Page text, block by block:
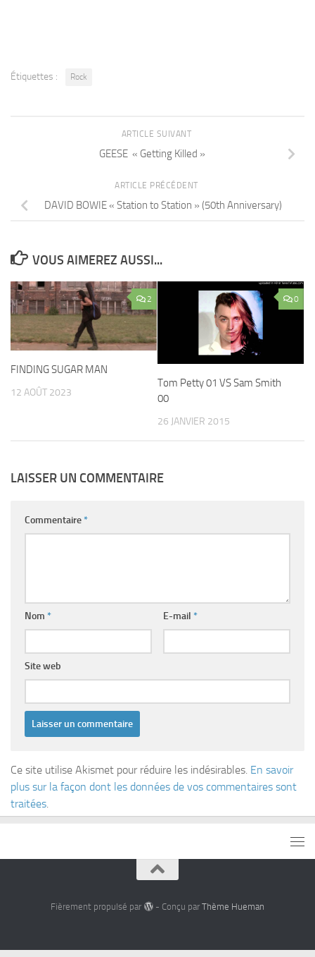
Étiquettes : Rock
ARTICLE SUIVANT
GEESE « Getting Killed »
ARTICLE PRÉCÉDENT
DAVID BOWIE « Station to Station » (50th Anniversary)
VOUS AIMEREZ AUSSI...
2
FINDING SUGAR MAN
12 AOÛT 2023
0
Tom Petty 01 VS Sam Smith
00
26 JANVIER 2015
LAISSER UN COMMENTAIRE
Commentaire*
Nom * E-mail *
Site web
Ce site utilise Akismet pour réduire les indésirables. En savoir
plus sur la façon dont les données de vos commentaires sont
traitées.
Fièrement propulsé par - Conçu par Thème Hueman